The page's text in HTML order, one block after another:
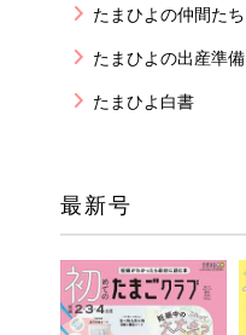
たまひよの仲間たち
たまひよの出産準備
たまひよ白書
最新号